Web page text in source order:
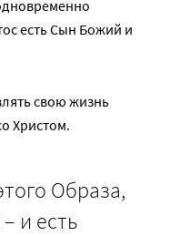
есть Сын Божий и
свою жизнь
Христом.
Образа,
и есть